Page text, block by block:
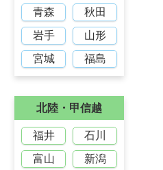
青森
秋田
岩手
山形
宮城
福島
北陸・甲信越
福井
石川
富山
新潟